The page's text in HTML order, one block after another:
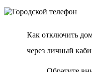
Как отключить
через личный